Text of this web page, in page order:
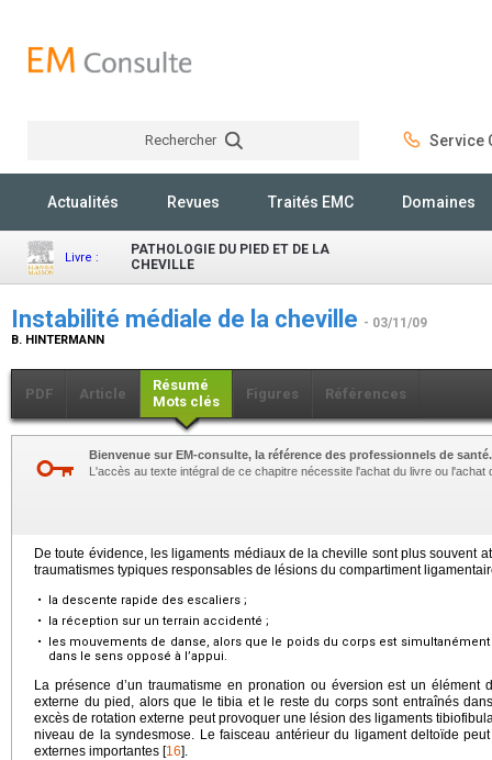
Rechercher Service
Actualités Revues Traités EMC Domaines
Livre :
PATHOLOGIE DU PIED ET DE LA
CHEVILLE
Instabilité médiale de la cheville - 03/11/09
B. HINTERMANN
PDF Article
Résumé
Mots clés
Figures Références
Bienvenue sur EM-consulte, la référence des professionnels de santé.
L'accès au texte intégral de ce chapitre nécessite l'achat du livre ou l'achat
De toute évidence, les ligaments médiaux de la cheville sont plus souvent
traumatismes typiques responsables de lésions du compartiment
•
la descente rapide des escaliers ;
•
la réception sur un terrain accidenté ;
•
les mouvements de danse, alors que le poids du corps est
dans le sens opposé à l’appui.
La présence d’un traumatisme en pronation ou éversion est un élément
externe du pied, alors que le tibia et le reste du corps sont entraînés
excès de rotation externe peut provoquer une lésion des ligaments
niveau de la syndesmose. Le faisceau antérieur du ligament deltoïde
externes importantes [16].